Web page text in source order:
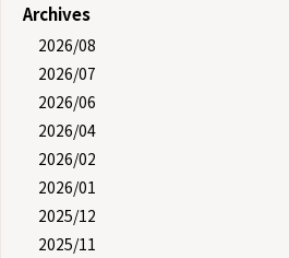
Archives
2026/08
2026/07
2026/06
2026/04
2026/02
2026/01
2025/12
2025/11